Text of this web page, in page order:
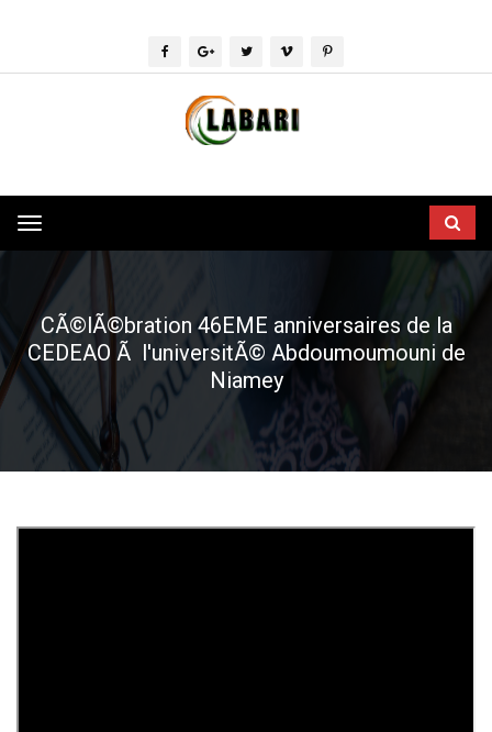
Toggle
navigation
CÃ©lÃ©bration 46EME anniversaires de la
CEDEAO Ã l'universitÃ© Abdoumoumouni de
Niamey